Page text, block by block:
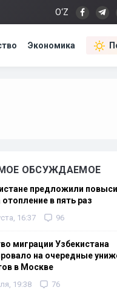
O‘Z
Экономика
ОБСУЖДАЕМОЕ
предложили
в пять раз
16:37 96
миграции Узбекистана
на очередные
в Москве
19:38 76